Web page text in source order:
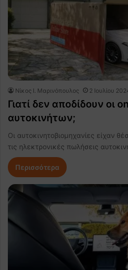
Nίκος Ι. Mαρινόπουλος 2 Ιουλίου
Γιατί δεν αποδίδουν οι
αυτοκινήτων;
Οι αυτοκινητοβιομηχανίες είχαν
τις ηλεκτρονικές πωλήσεις
Περισσότερα